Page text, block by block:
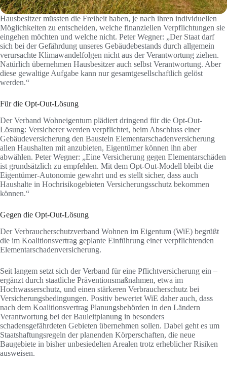
Hausbesitzer müssten die Freiheit haben, je nach ihren individuellen
Möglichkeiten zu entscheiden, welche finanziellen Verpflichtungen sie
eingehen möchten und welche nicht. Peter Wegner: „Der Staat darf
sich bei der Gefährdung unseres Gebäudebestands durch allgemein
verursachte Klimawandelfolgen nicht aus der Verantwortung ziehen.
Natürlich übernehmen Hausbesitzer auch selbst Verantwortung. Aber
diese gewaltige Aufgabe kann nur gesamtgesellschaftlich gelöst
werden.“
Für die Opt-Out-Lösung
Der Verband Wohneigentum plädiert dringend für die Opt-Out-
Lösung: Versicherer werden verpflichtet, beim Abschluss einer
Gebäudeversicherung den Baustein Elementarschadenversicherung
allen Haushalten mit anzubieten, Eigentümer können ihn aber
abwählen. Peter Wegner: „Eine Versicherung gegen Elementarschäden
ist grundsätzlich zu empfehlen. Mit dem Opt-Out-Modell bleibt die
Eigentümer-Autonomie gewahrt und es stellt sicher, dass auch
Haushalte in Hochrisikogebieten Versicherungsschutz bekommen
können.“
Gegen die Opt-Out-Lösung
Der Verbraucherschutzverband Wohnen im Eigentum (WiE) begrüßt
die im Koalitionsvertrag geplante Einführung einer verpflichtenden
Elementarschadenversicherung.
Seit langem setzt sich der Verband für eine Pflichtversicherung ein –
ergänzt durch staatliche Präventionsmaßnahmen, etwa im
Hochwasserschutz, und einen stärkeren Verbraucherschutz bei
Versicherungsbedingungen. Positiv bewertet WiE daher auch, dass
nach dem Koalitionsvertrag Planungsbehörden in den Ländern
Verantwortung bei der Bauleitplanung in besonders
schadensgefährdeten Gebieten übernehmen sollen. Dabei geht es um
Staatshaftungsregeln der planenden Körperschaften, die neue
Baugebiete in bisher unbesiedelten Arealen trotz erheblicher Risiken
ausweisen.